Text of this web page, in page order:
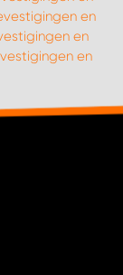
en
en
en